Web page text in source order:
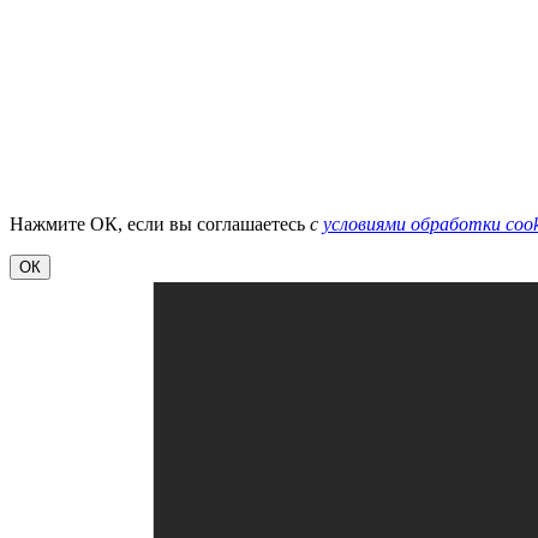
Нажмите ОК, если вы соглашаетесь с условиями обработки
ОК